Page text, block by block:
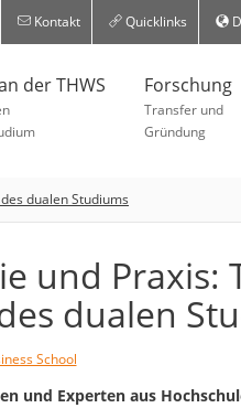
Kontakt Quicklinks
der THWS Forschung
Transfer und
Gründung
dualen Studiums
und Praxis:
dualen
School
und Experten aus